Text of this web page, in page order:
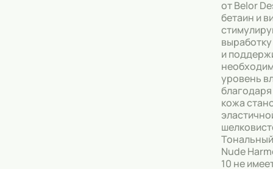
от Belor
бетаин и
и
уровень
кожа
Nude
10 не